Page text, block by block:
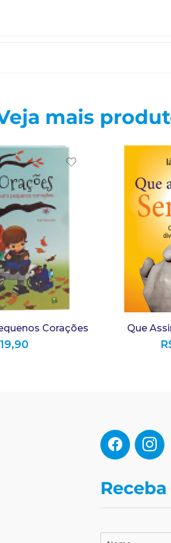
mais
Corações
19,90
Que